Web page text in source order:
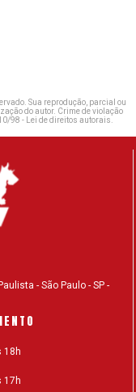
Sua reprodução, parcial ou
do autor. Crime de violação
98 - Lei de direitos autorais
- São Paulo - SP -
18h
17h